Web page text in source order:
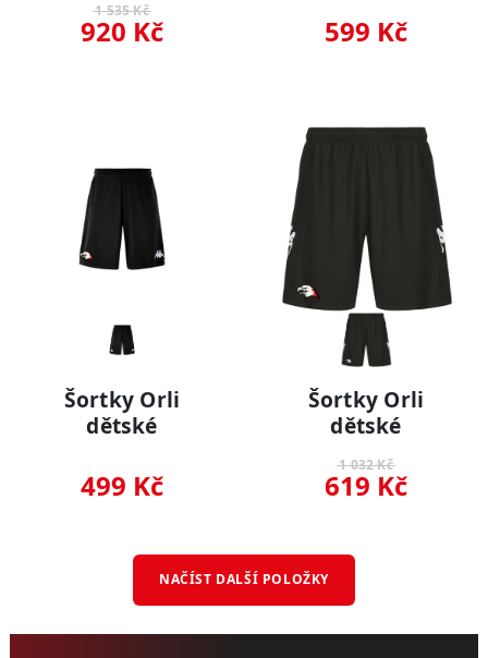
1 535 Kč
920 Kč 599 Kč
Šortky Orli
dětské
499 Kč
Šortky Orli
dětské
1 032 Kč
619 Kč
NAČÍST DALŠÍ POLOŽKY